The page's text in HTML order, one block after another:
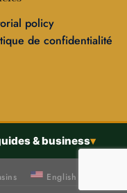
policy
de confidentialité
& business▾
English